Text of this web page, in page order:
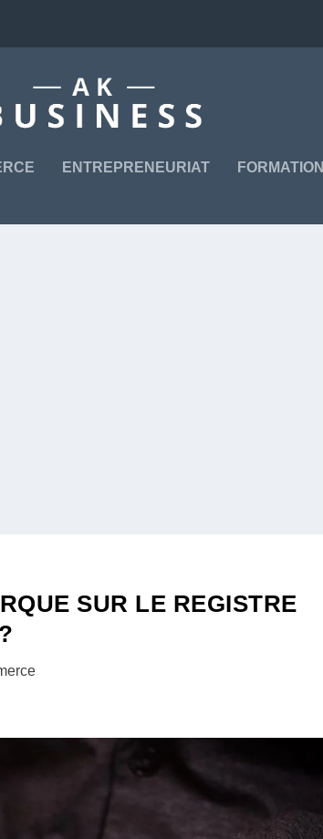
ENTREPRENEURIAT FORMATION
SUR LE REGISTRE